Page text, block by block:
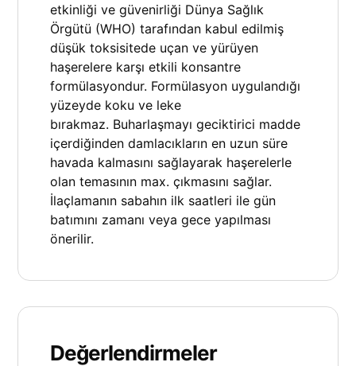
etkinliği ve güvenirliği Dünya Sağlık
Örgütü (WHO) tarafından kabul edilmiş
düşük toksisitede uçan ve yürüyen
haşerelere karşı etkili konsantre
formülasyondur. Formülasyon uygulandığı
yüzeyde koku ve leke
bırakmaz. Buharlaşmayı geciktirici madde
içerdiğinden damlacıkların en uzun süre
havada kalmasını sağlayarak haşerelerle
olan temasının max. çıkmasını sağlar.
İlaçlamanın sabahın ilk saatleri ile gün
batımını zamanı veya gece yapılması
önerilir.
Değerlendirmeler